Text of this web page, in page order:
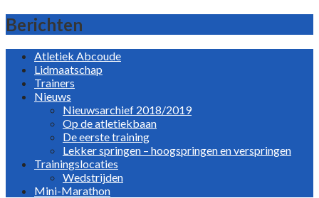
Ga
naar
de
inhoud
Atletiek Abcoude
Dé club voor kinderen die van rennen, springen en werpen
houden
Berichten
Atletiek Abcoude
Lidmaatschap
Trainers
Nieuws
Nieuwsarchief 2018/2019
Op de atletiekbaan
De eerste training
Lekker springen – hoogspringen en verspringen
Trainingslocaties
Wedstrijden
Mini-Marathon